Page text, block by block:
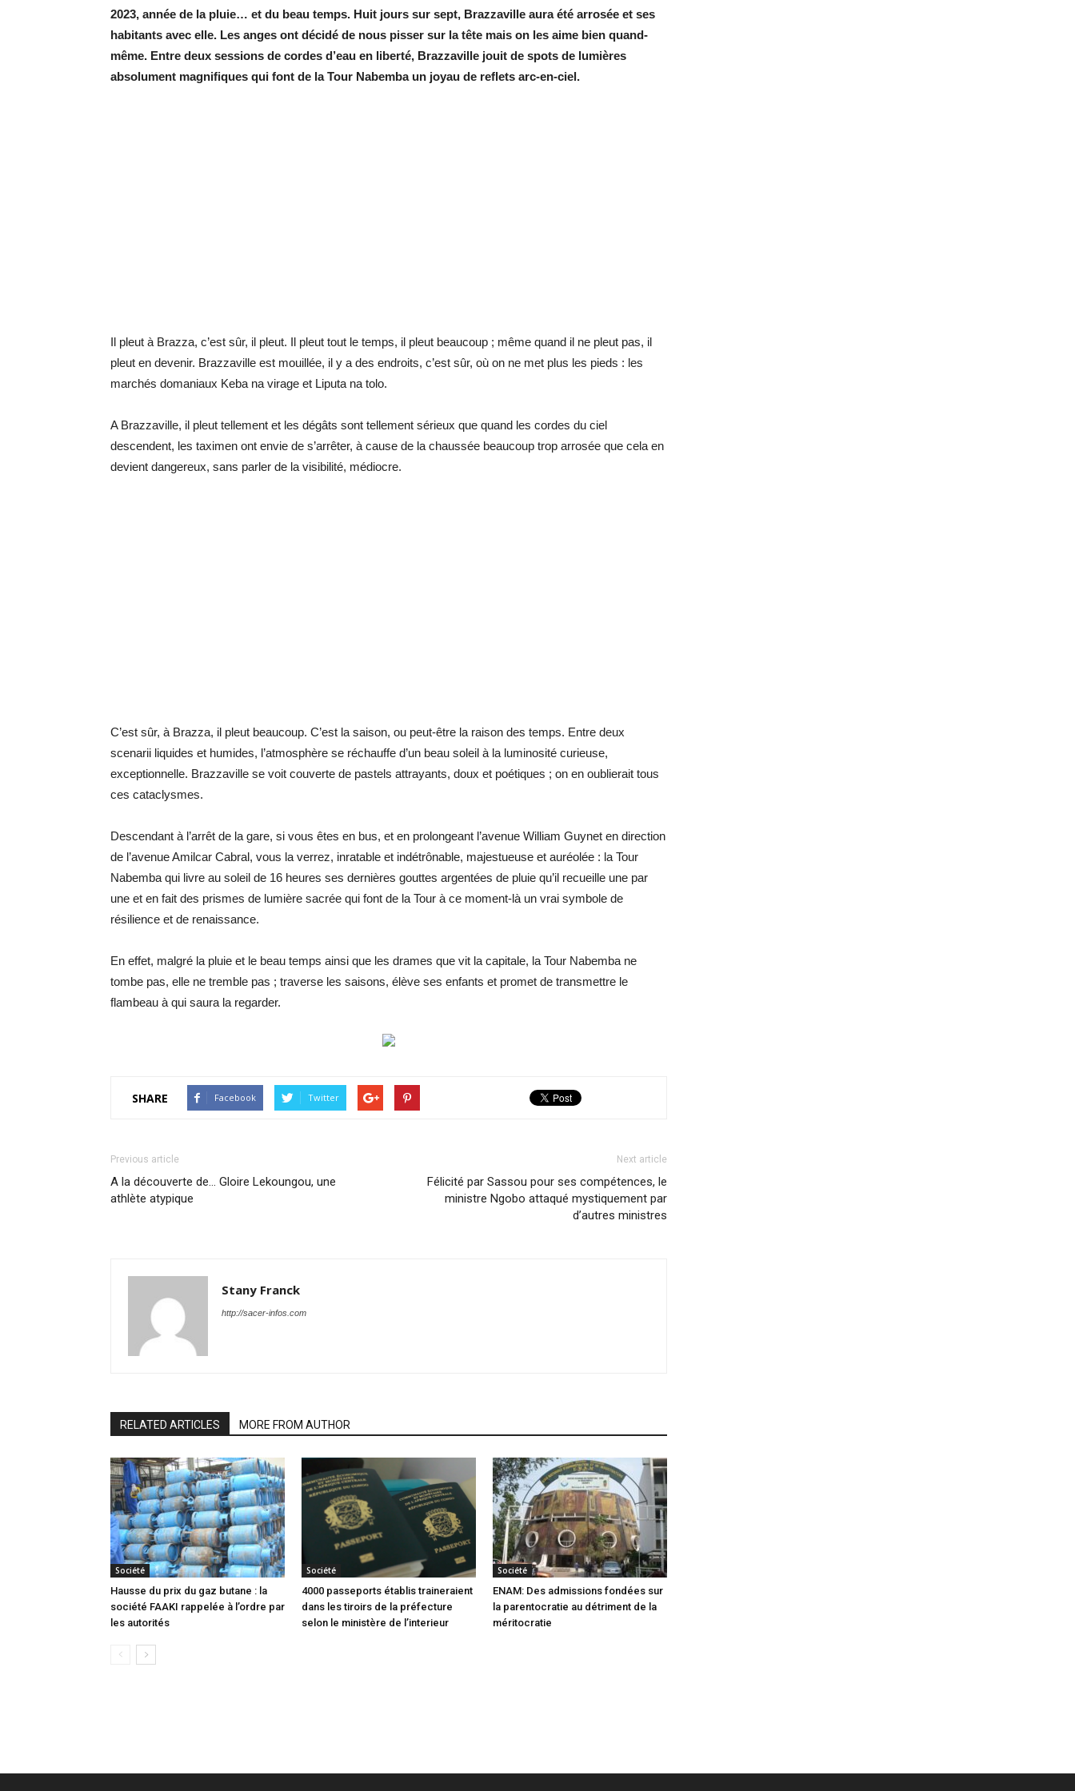
2023, année de la pluie… et du beau temps. Huit jours sur sept, Brazzaville aura été arrosée et ses
habitants avec elle. Les anges ont décidé de nous pisser sur la tête mais on les aime bien quand-
même. Entre deux sessions de cordes d’eau en liberté, Brazzaville jouit de spots de lumières
absolument magnifiques qui font de la Tour Nabemba un joyau de reflets arc-en-ciel.
Il pleut à Brazza, c’est sûr, il pleut. Il pleut tout le temps, il pleut beaucoup ; même quand il ne pleut pas, il
pleut en devenir. Brazzaville est mouillée, il y a des endroits, c’est sûr, où on ne met plus les pieds : les
marchés domaniaux Keba na virage et Liputa na tolo.
A Brazzaville, il pleut tellement et les dégâts sont tellement sérieux que quand les cordes du ciel
descendent, les taximen ont envie de s’arrêter, à cause de la chaussée beaucoup trop arrosée que cela en
devient dangereux, sans parler de la visibilité, médiocre.
C’est sûr, à Brazza, il pleut beaucoup. C’est la saison, ou peut-être la raison des temps. Entre deux
scenarii liquides et humides, l’atmosphère se réchauffe d’un beau soleil à la luminosité curieuse,
exceptionnelle. Brazzaville se voit couverte de pastels attrayants, doux et poétiques ; on en oublierait tous
ces cataclysmes.
Descendant à l’arrêt de la gare, si vous êtes en bus, et en prolongeant l’avenue William Guynet en direction
de l’avenue Amilcar Cabral, vous la verrez, inratable et indétrônable, majestueuse et auréolée : la Tour
Nabemba qui livre au soleil de 16 heures ses dernières gouttes argentées de pluie qu’il recueille une par
une et en fait des prismes de lumière sacrée qui font de la Tour à ce moment-là un vrai symbole de
résilience et de renaissance.
En effet, malgré la pluie et le beau temps ainsi que les drames que vit la capitale, la Tour Nabemba ne
tombe pas, elle ne tremble pas ; traverse les saisons, élève ses enfants et promet de transmettre le
flambeau à qui saura la regarder.
SHARE Facebook Twitter
Previous article
A la découverte de… Gloire Lekoungou, une
athlète atypique
Next article
Félicité par Sassou pour ses compétences, le
ministre Ngobo attaqué mystiquement par
d’autres ministres
Stany Franck
http://sacer-infos.com
RELATED ARTICLES MORE FROM AUTHOR
Société
Hausse du prix du gaz butane : la
société FAAKI rappelée à l’ordre par
les autorités
Société
4000 passeports établis traineraient
dans les tiroirs de la préfecture
selon le ministère de l’interieur
Société
ENAM: Des admissions fondées sur
la parentocratie au détriment de la
méritocratie